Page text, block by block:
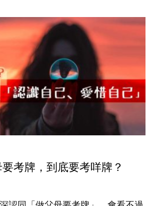
考牌，到底要考咩牌？